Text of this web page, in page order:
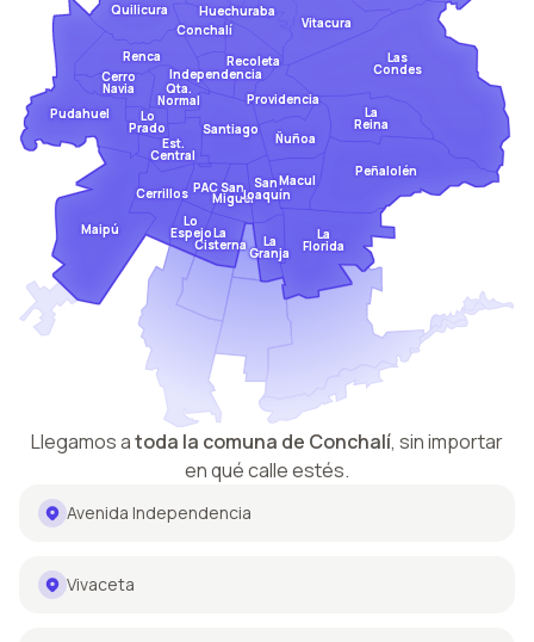
Maipú
Cerrillos
Est.
Central
Pudahuel Lo
Prado
Cerro
Navia
Santiago
Renca
Qta.
Normal
Recoleta
Independencia
Quilicura
Conchalí
La
Cisterna
Lo
Espejo
PACSan
Miguel
La
Granja
San
Joaquín
Providencia
Ñuñoa
La
Reina
Macul
La
Florida
Peñalolén
Las
Condes
Vitacura
Huechuraba
Llegamos atoda la comuna de Conchalí, sin importar
en qué calle estés.
Avenida Independencia
Vivaceta